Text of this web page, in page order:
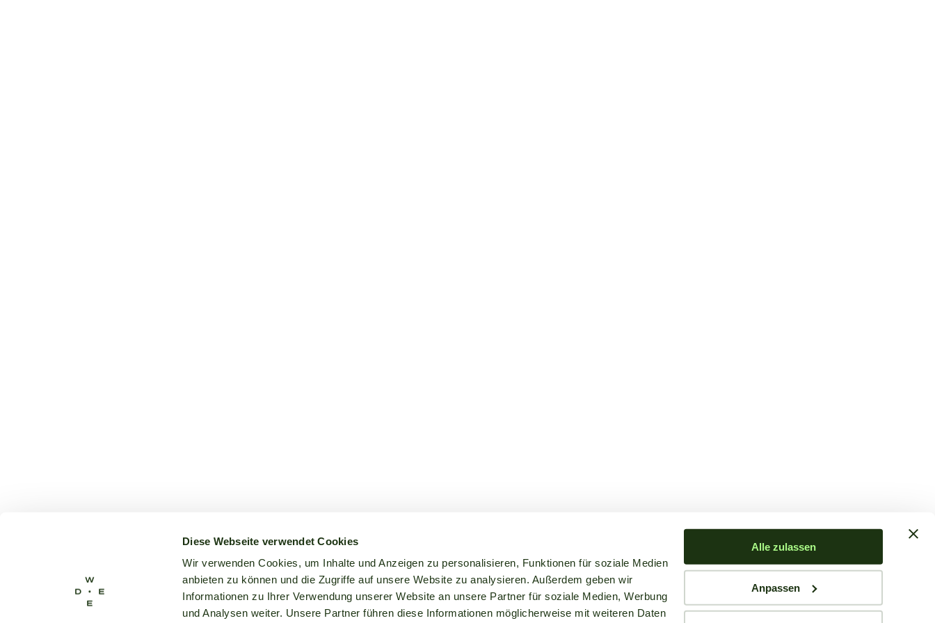
Diese Webseite verwendet Cookies
Wir verwenden Cookies, um Inhalte und Anzeigen zu personalisieren, Funktionen für soziale Medien
anbieten zu können und die Zugriffe auf unsere Website zu analysieren. Außerdem geben wir
Informationen zu Ihrer Verwendung unserer Website an unsere Partner für soziale Medien, Werbung
und Analysen weiter. Unsere Partner führen diese Informationen möglicherweise mit weiteren Daten
Alle zulassen
Anpassen